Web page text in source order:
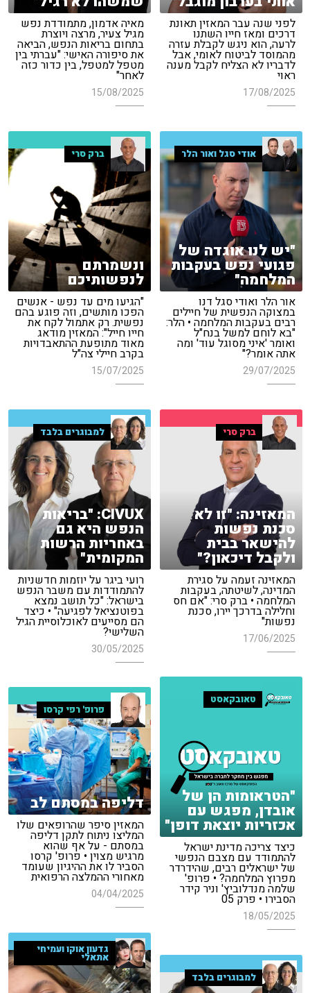
לפני שנה עבר המאזין תאונת
דרכים ומאז חייו השתנו
לרעה, הוא ניגש לקבלת עזרה
מהמוסד לביטוח לאומי, אבל
לדבריו לא הצליח לקבל מענה
ראוי
17/08/2025
מאיה אדמון, מתמודדת נפש
מגיל צעיר, מרצה ויוצרת
בתחום בריאות הנפש, הביאה
את סיפורה האישי: "עברתי בין
מטפל למטפל, בין כדור כזה
לאחר"
15/08/2025
אודי סגל ואור הלר
"יש לנו אוגדה של
פגועי נפש בעקבות
המלחמה"
אור הלר ואודי סגל דנו
במצוקה הנפשית של חיילים
רבים בעקבות המלחמה • הלר:
"בא לוחם למשל בנח"ל
ואומר 'איני מסוגל עוד' ומה
אתה אומר?"
29/07/2025
ברק סרי
ונשמרתם
לנפשותיכם
"הגיעו מים עד נפש - אנשים
הפכו מותשים, וזה פוגע בהם
נפשית. רק אתמול לקח את
חייו חייל": המאזין מודאג
מאוד מתופעת ההתאבדויות
בקרב חיילי צה"ל
15/07/2025
ברק סרי
המאזינה: "זו לא
סכנת נפשות
להישאר בבית
ולקבל דיכאון?"
המאזינה זעמה על סגירת
המדינה, לשיטתה, בעקבות
המלחמה • ברק סרי: "אם חס
וחלילה בדרכך יירו, סכנת
נפשות"
17/06/2025
למבוגרים בלבד
CIVUX: "בריאות
הנפש היא גם
באחריות הרשות
המקומית"
רועי ביגר על יוזמות חדשניות
להתמודדות עם משבר הנפש
בישראל: "כל תושב נמצא
בפוטנציאל לפגיעה" • כיצד
הם מסייעים לאוכלוסיית הגיל
השלישי?
30/05/2025
טאובקאסט
"הטראומות הן של
אובדן, מפגש עם
אכזריות יוצאת דופן"
כיצד צריכה מדינת ישראל
להתמודד עם מצבם הנפשי
של ישראלים רבים, שהידרדר
מפרוץ המלחמה? • פרופ'
שלמה מנדלוביץ' וניר קידר
הסבירו • פרק 05
18/05/2025
פרופ' רפי קרסו
דליפה במסתם לב
המאזין סיפר שהרופאים שלו
המליצו ניתוח לתקן דליפה
במסתם - על אף שהוא
מרגיש מצוין • פרופ' קרסו
הסביר לו את ההיגיון שעומד
מאחורי ההמלצה הרפואית
04/04/2025
גדעון אוקו ועמיחי
אתאלי
למבוגרים בלבד